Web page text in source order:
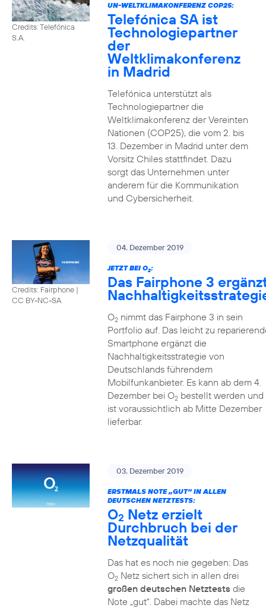
Credits: Telefónica
S.A.
UN-WELTKLIMAKONFERENZ COP25:
Telefónica SA ist
Technologiepartner
der
Weltklimakonferenz
in Madrid
Telefónica unterstützt als
Technologiepartner die
Weltklimakonferenz der Vereinten
Nationen (COP25), die vom 2. bis
13. Dezember in Madrid unter dem
Vorsitz Chiles stattfindet. Dazu
sorgt das Unternehmen unter
anderem für die Kommunikation
und Cybersicherheit.
Credits: Fairphone |
CC BY-NC-SA
04. Dezember 2019
JETZT BEI O2:
Das Fairphone 3
O2nimmt das Fairphone 3 in sein
Portfolio auf. Das leicht zu
Smartphone ergänzt die
Nachhaltigkeitsstrategie von
Deutschlands führendem
Mobilfunkanbieter. Es kann ab dem 4.
Dezember bei O2bestellt werden und
ist voraussichtlich ab Mitte Dezember
lieferbar.
03. Dezember 2019
ERSTMALS NOTE „GUT“ IN ALLEN
DEUTSCHEN NETZTESTS:
O2 Netz erzielt
Durchbruch bei der
Netzqualität
Das hat es noch nie gegeben: Das
O2Netz sichert sich in allen drei
großen deutschen Netztests die
Note „gut“. Dabei machte das Netz